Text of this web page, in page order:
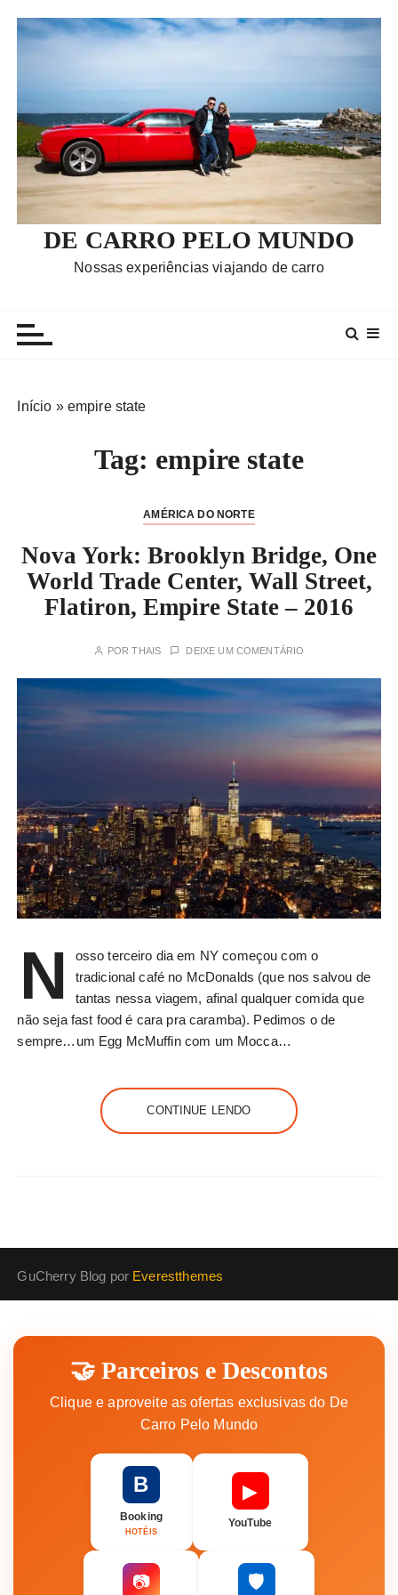
DE CARRO PELO MUNDO
Nossas experiências viajando de carro
Início » empire state
Tag: empire state
AMÉRICA DO NORTE
Nova York: Brooklyn Bridge, One
World Trade Center, Wall Street,
Flatiron, Empire State – 2016
PORTHAIS DEIXE UM COMENTÁRIO
N
osso terceiro dia em NY começou com o
tradicional café no McDonalds (que nos salvou de
tantas nessa viagem, afinal qualquer comida que
não seja fast food é cara pra caramba). Pedimos o de
sempre…um Egg McMuffin com um Mocca…
CONTINUE LENDO
GuCherry Blog por Everestthemes
🤝 Parceiros e Descontos
Clique e aproveite as ofertas exclusivas do De
Carro Pelo Mundo
B
Booking
HOTÉIS
▶
YouTube
📷 🛡️